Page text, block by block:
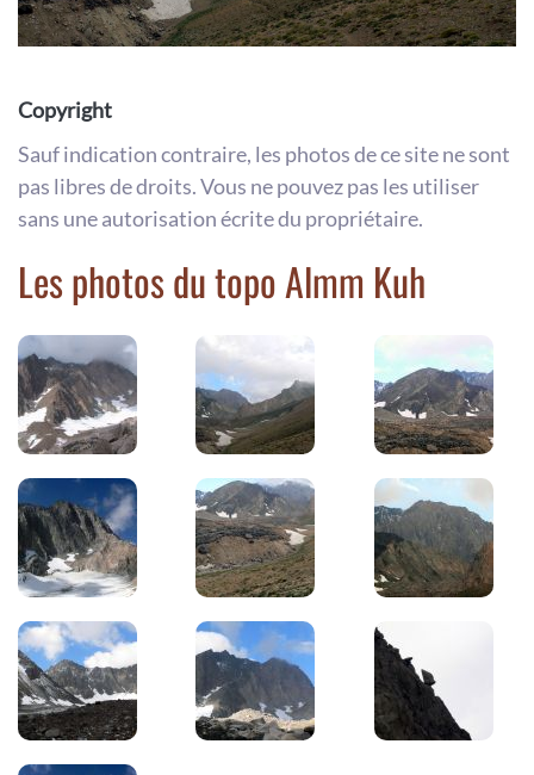
Copyright
Sauf indication contraire, les photos de ce site ne sont
pas libres de droits. Vous ne pouvez pas les utiliser
sans une autorisation écrite du propriétaire.
Les photos du topo Almm Kuh